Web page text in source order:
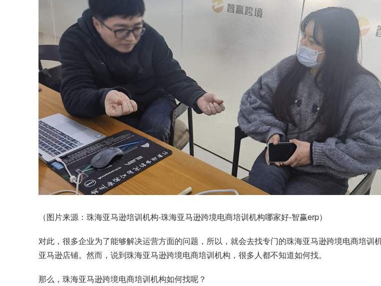
（图片来源：珠海亚马逊培训机构-珠海亚马逊跨境电商培训机构哪家好-智赢erp）
对此，很多企业为了能够解决运营方面的问题，所以，就会去找专门的珠海亚马逊跨境电商培
亚马逊店铺。然而，说到珠海亚马逊跨境电商培训机构，很多人都不知道如何找。
那么，珠海亚马逊跨境电商培训机构如何找呢？